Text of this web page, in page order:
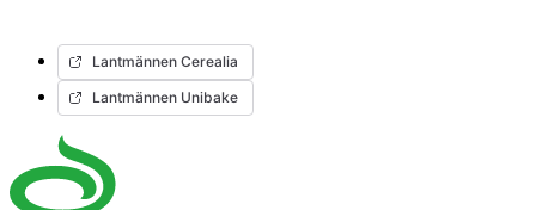
Lantmännen Cerealia
Lantmännen Unibake